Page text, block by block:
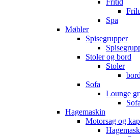
Spa
Møbler
Spisegrupper
Stoler og bord
Stoler
Sofa
Lounge
Hagemaskin
Motorsag og